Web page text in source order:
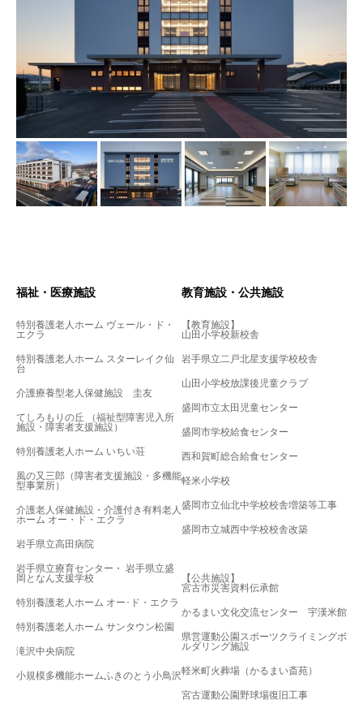
福祉・医療施設
特別養護老人ホーム ヴェール・ド・
エクラ
特別養護老人ホーム スターレイク仙
台
介護療養型老人保健施設 圭友
てしろもりの丘 （福祉型障害児入所
施設・障害者支援施設）
特別養護老人ホーム いちい荘
風の又三郎（障害者支援施設・多機能
型事業所）
介護老人保健施設・介護付き有料老人
ホーム オー・ド・エクラ
岩手県立高田病院
岩手県立療育センター・ 岩手県立盛
岡となん支援学校
特別養護老人ホーム オー･ド・エクラ
特別養護老人ホーム サンタウン松園
滝沢中央病院
小規模多機能ホームふきのとう小鳥沢
教育施設・公共施設
【教育施設】
山田小学校新校舎
岩手県立二戸北星支援学校校舎
山田小学校放課後児童クラブ
盛岡市立太田児童センター
盛岡市学校給食センター
西和賀町総合給食センター
軽米小学校
盛岡市立仙北中学校校舎増築等工事
盛岡市立城西中学校校舎改築
【公共施設】
宮古市災害資料伝承館
かるまい文化交流センター 宇漢米館
県営運動公園スポーツクライミングボ
ルダリング施設
軽米町火葬場（かるまい斎苑）
宮古運動公園野球場復旧工事